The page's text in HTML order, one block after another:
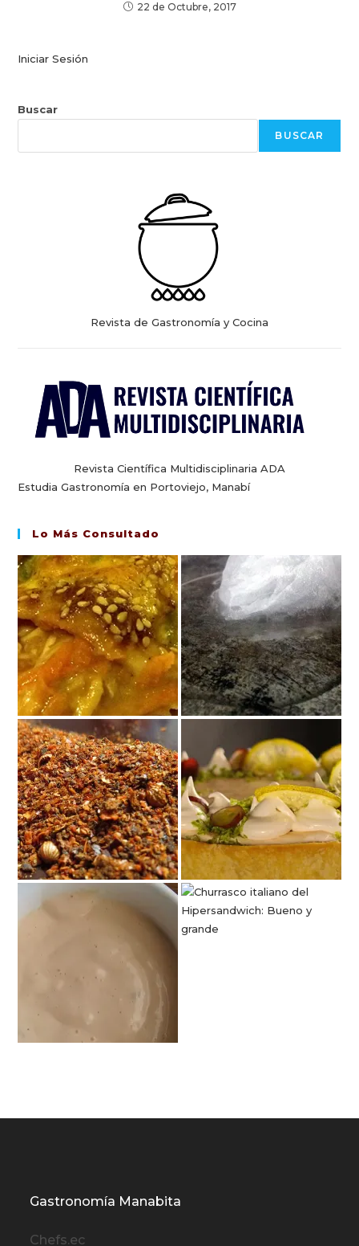
22 de Octubre, 2017
Iniciar Sesión
Buscar
BUSCAR
Revista de Gastronomía y Cocina
Revista Científica Multidisciplinaria ADA
Estudia Gastronomía en Portoviejo, Manabí
Lo Más Consultado
Gastronomía Manabita
Chefs.ec